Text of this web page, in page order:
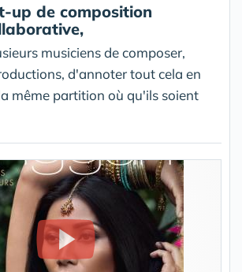
up de composition
musiciens de composer,
d'annoter tout cela en
même partition où qu'ils soient